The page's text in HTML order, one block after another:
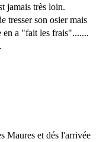
jamais très loin.
tresser son osier mais
en a "fait les frais".......
Maures et dés l'arrivée